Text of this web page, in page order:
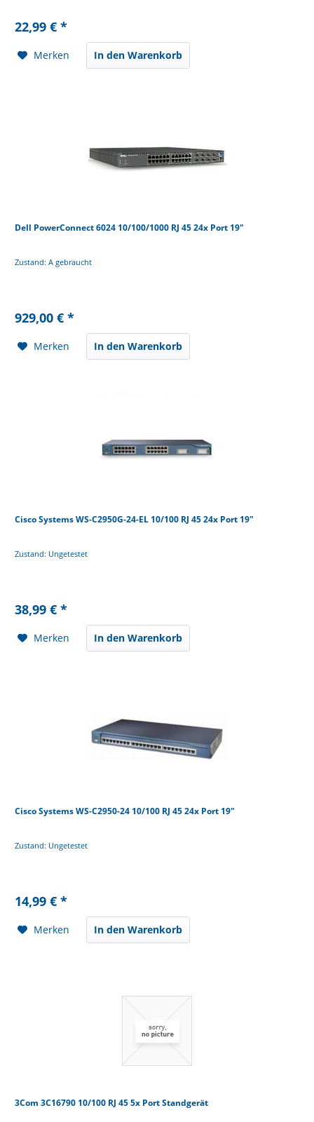
22,99 € *
Merken In den Warenkorb
Dell PowerConnect 6024 10/100/1000 RJ 45 24x Port 19"
Zustand: A gebraucht
929,00 € *
Merken In den Warenkorb
Cisco Systems WS-C2950G-24-EL 10/100 RJ 45 24x Port 19"
Zustand: Ungetestet
38,99 € *
Merken In den Warenkorb
Cisco Systems WS-C2950-24 10/100 RJ 45 24x Port 19"
Zustand: Ungetestet
14,99 € *
Merken In den Warenkorb
3Com 3C16790 10/100 RJ 45 5x Port Standgerät